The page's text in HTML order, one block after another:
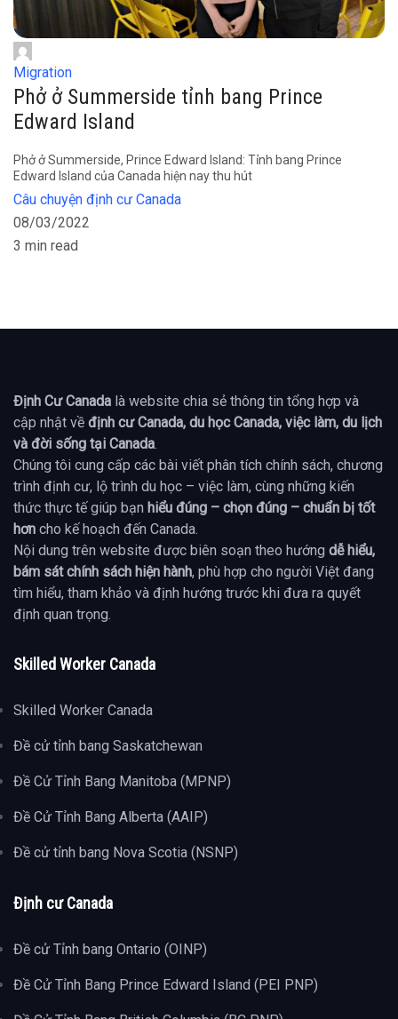
Migration
Phở ở Summerside tỉnh bang Prince
Edward Island
Phở ở Summerside, Prince Edward Island: Tỉnh bang Prince
Edward Island của Canada hiện nay thu hút
Câu chuyện định cư Canada
08/03/2022
3 min read
Định Cư Canada là website chia sẻ thông tin tổng hợp và
cập nhật về định cư Canada, du học Canada, việc làm, du lịch
và đời sống tại Canada.
Chúng tôi cung cấp các bài viết phân tích chính sách, chương
trình định cư, lộ trình du học – việc làm, cùng những kiến
thức thực tế giúp bạn hiểu đúng – chọn đúng – chuẩn bị tốt
hơn cho kế hoạch đến Canada.
Nội dung trên website được biên soạn theo hướng dễ hiểu,
bám sát chính sách hiện hành, phù hợp cho người Việt đang
tìm hiểu, tham khảo và định hướng trước khi đưa ra quyết
định quan trọng.
Skilled Worker Canada
Skilled Worker Canada
Đề cử tỉnh bang Saskatchewan
Đề Cử Tỉnh Bang Manitoba (MPNP)
Đề Cử Tỉnh Bang Alberta (AAIP)
Đề cử tỉnh bang Nova Scotia (NSNP)
Định cư Canada
Đề cử Tỉnh bang Ontario (OINP)
Đề Cử Tỉnh Bang Prince Edward Island (PEI PNP)